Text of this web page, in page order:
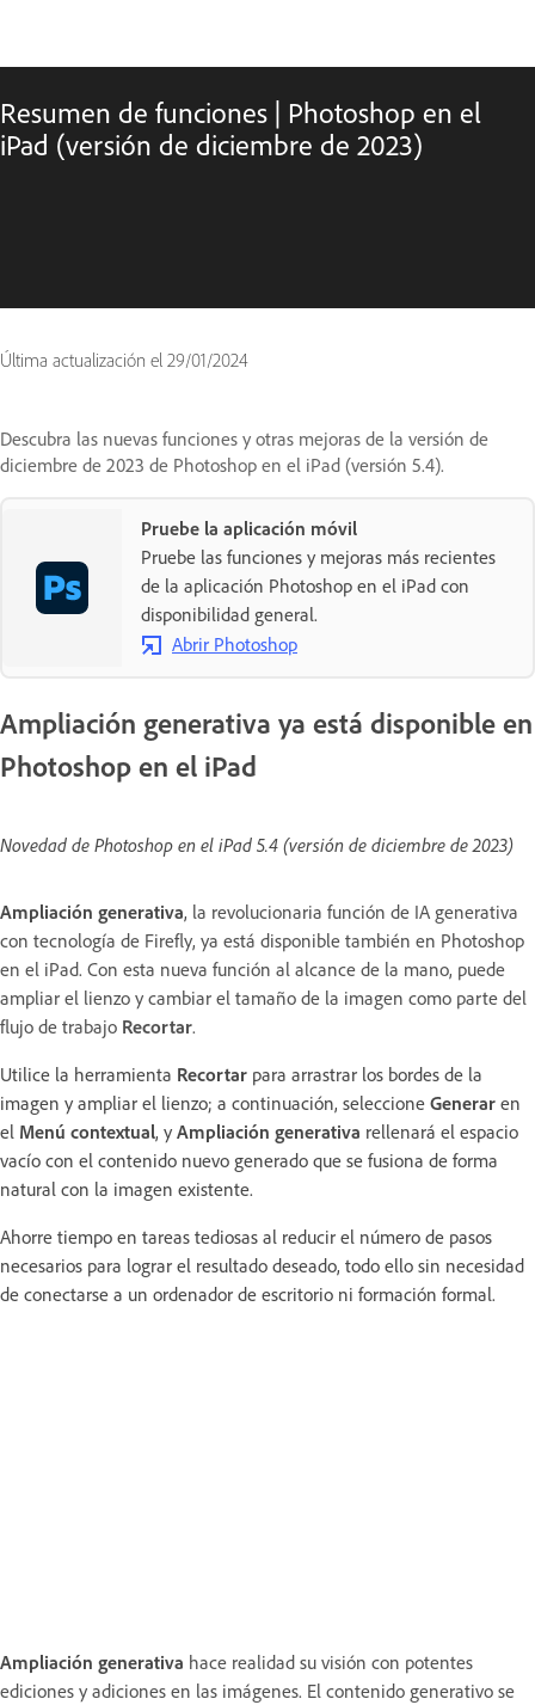
Resumen de funciones | Photoshop en el
iPad (versión de diciembre de 2023)
Última actualización el 29/01/2024
Descubra las nuevas funciones y otras mejoras de la versión de
diciembre de 2023 de Photoshop en el iPad (versión 5.4).
Pruebe la aplicación móvil
Pruebe las funciones y mejoras más recientes
de la aplicación Photoshop en el iPad con
disponibilidad general.
Abrir Photoshop
Ampliación generativa ya está disponible en
Photoshop en el iPad
Novedad de Photoshop en el iPad 5.4 (versión de diciembre de 2023)
Ampliación generativa, la revolucionaria función de IA generativa
con tecnología de Firefly, ya está disponible también en Photoshop
en el iPad. Con esta nueva función al alcance de la mano, puede
ampliar el lienzo y cambiar el tamaño de la imagen como parte del
flujo de trabajo Recortar.
Utilice la herramienta Recortar para arrastrar los bordes de la
imagen y ampliar el lienzo; a continuación, seleccione Generar en
el Menú contextual, y Ampliación generativa rellenará el espacio
vacío con el contenido nuevo generado que se fusiona de forma
natural con la imagen existente.
Ahorre tiempo en tareas tediosas al reducir el número de pasos
necesarios para lograr el resultado deseado, todo ello sin necesidad
de conectarse a un ordenador de escritorio ni formación formal.
Ampliación generativa hace realidad su visión con potentes
ediciones y adiciones en las imágenes. El contenido generativo se